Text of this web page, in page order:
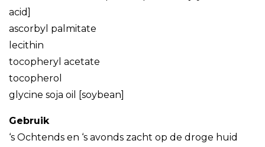
acid]
ascorbyl palmitate
lecithin
tocopheryl acetate
tocopherol
glycine soja oil [soybean]
Gebruik
‘s Ochtends en ‘s avonds zacht op de droge huid